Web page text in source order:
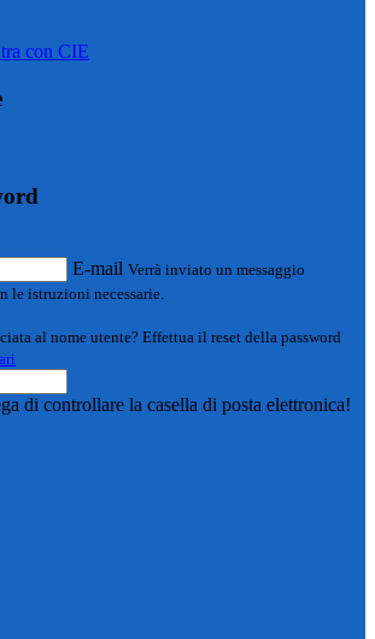
con CIE
E-mail Verrà inviato un messaggio
le istruzioni necessarie.
al nome utente? Effettua il reset della password
di controllare la casella di posta elettronica!